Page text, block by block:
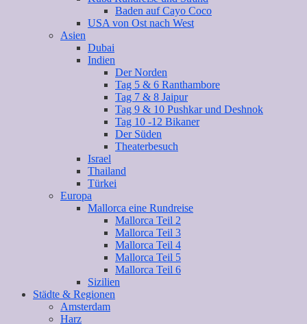
Baden auf Cayo Coco
USA von Ost nach West
Asien
Dubai
Indien
Der Norden
Tag 5 & 6 Ranthambore
Tag 7 & 8 Jaipur
Tag 9 & 10 Pushkar und Deshnok
Tag 10 -12 Bikaner
Der Süden
Theaterbesuch
Israel
Thailand
Türkei
Europa
Mallorca eine Rundreise
Mallorca Teil 2
Mallorca Teil 3
Mallorca Teil 4
Mallorca Teil 5
Mallorca Teil 6
Sizilien
Städte & Regionen
Amsterdam
Harz